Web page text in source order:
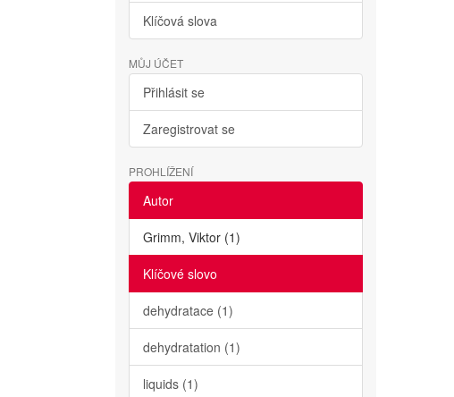
Klíčová slova
MŮJ ÚČET
Přihlásit se
Zaregistrovat se
PROHLÍŽENÍ
Autor
Grimm, Viktor (1)
Klíčové slovo
dehydratace (1)
dehydratation (1)
liquids (1)